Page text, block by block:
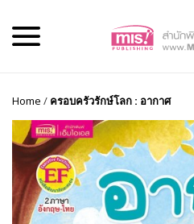
Home / ครอบครัวรักษ์โลก : อากาศ